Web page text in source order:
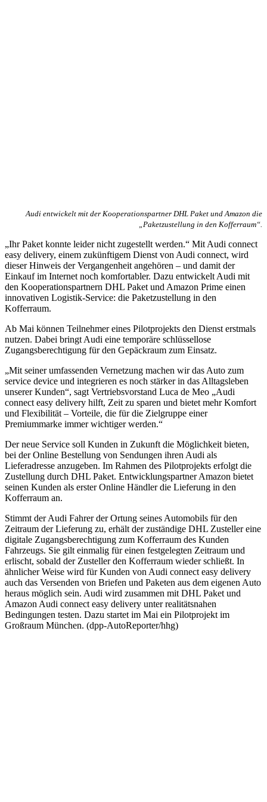
Audi entwickelt mit der Kooperationspartner DHL Paket und Amazon die
„Paketzustellung in den Kofferraum“.
„Ihr Paket konnte leider nicht zugestellt werden.“ Mit Audi connect
easy delivery, einem zukünftigem Dienst von Audi connect, wird
dieser Hinweis der Vergangenheit angehören – und damit der
Einkauf im Internet noch komfortabler. Dazu entwickelt Audi mit
den Kooperationspartnern DHL Paket und Amazon Prime einen
innovativen Logistik-Service: die Paketzustellung in den
Kofferraum.
Ab Mai können Teilnehmer eines Pilotprojekts den Dienst erstmals
nutzen. Dabei bringt Audi eine temporäre schlüssellose
Zugangsberechtigung für den Gepäckraum zum Einsatz.
„Mit seiner umfassenden Vernetzung machen wir das Auto zum
service device und integrieren es noch stärker in das Alltagsleben
unserer Kunden“, sagt Vertriebsvorstand Luca de Meo „Audi
connect easy delivery hilft, Zeit zu sparen und bietet mehr Komfort
und Flexibilität – Vorteile, die für die Zielgruppe einer
Premiummarke immer wichtiger werden.“
Der neue Service soll Kunden in Zukunft die Möglichkeit bieten,
bei der Online Bestellung von Sendungen ihren Audi als
Lieferadresse anzugeben. Im Rahmen des Pilotprojekts erfolgt die
Zustellung durch DHL Paket. Entwicklungspartner Amazon bietet
seinen Kunden als erster Online Händler die Lieferung in den
Kofferraum an.
Stimmt der Audi Fahrer der Ortung seines Automobils für den
Zeitraum der Lieferung zu, erhält der zuständige DHL Zusteller eine
digitale Zugangsberechtigung zum Kofferraum des Kunden
Fahrzeugs. Sie gilt einmalig für einen festgelegten Zeitraum und
erlischt, sobald der Zusteller den Kofferraum wieder schließt. In
ähnlicher Weise wird für Kunden von Audi connect easy delivery
auch das Versenden von Briefen und Paketen aus dem eigenen Auto
heraus möglich sein. Audi wird zusammen mit DHL Paket und
Amazon Audi connect easy delivery unter realitätsnahen
Bedingungen testen. Dazu startet im Mai ein Pilotprojekt im
Großraum München. (dpp-AutoReporter/hhg)